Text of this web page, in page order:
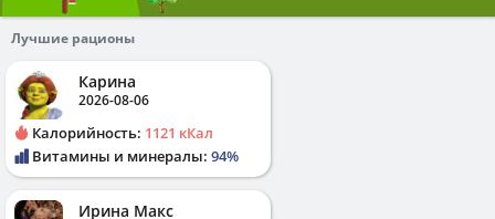
Лучшие рационы
Карина
2026-08-06
Калорийность: 1121 кКал
Витамины и минералы: 94%
Ирина Макс